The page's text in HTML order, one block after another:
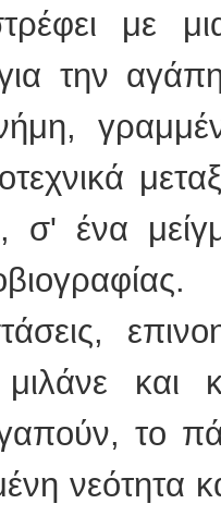
με
για την
σ' ένα
και
το
νεότητα